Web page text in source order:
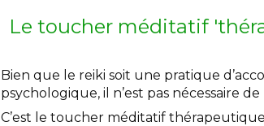
Le toucher méditatif
Bien que le reiki soit une pratique
psychologique, il n’est pas nécessaire
C’est le toucher méditatif